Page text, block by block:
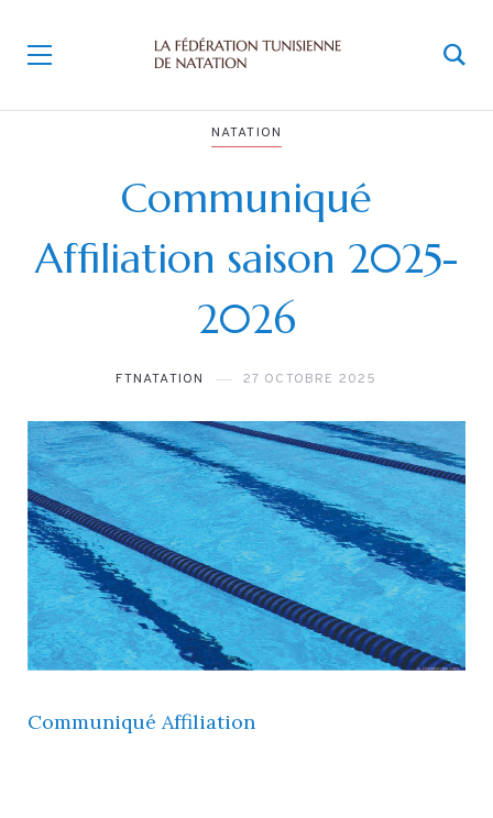
NATATION
Communiqué
Affiliation saison 2025-
2026
FTNATATION 27 OCTOBRE 2025
Communiqué Affiliation